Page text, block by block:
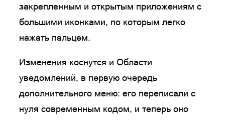
закрепленным и открытым приложениям с
большими иконками, по которым легко
нажать пальцем.
Изменения коснутся и Области
уведомлений, в первую очередь
дополнительного меню: его переписали с
нуля современным кодом, и теперь оно